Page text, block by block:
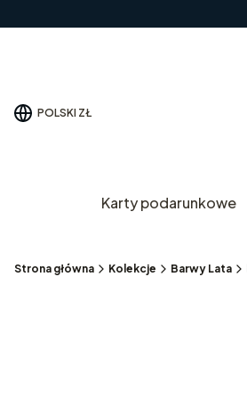
POLSKI ZŁ
Karty podarunkowe
Strona główna Kolekcje Barwy Lata